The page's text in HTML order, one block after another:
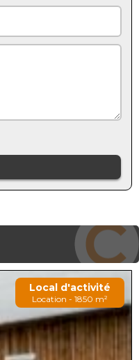
Local d'activité
Location - 1850 m²